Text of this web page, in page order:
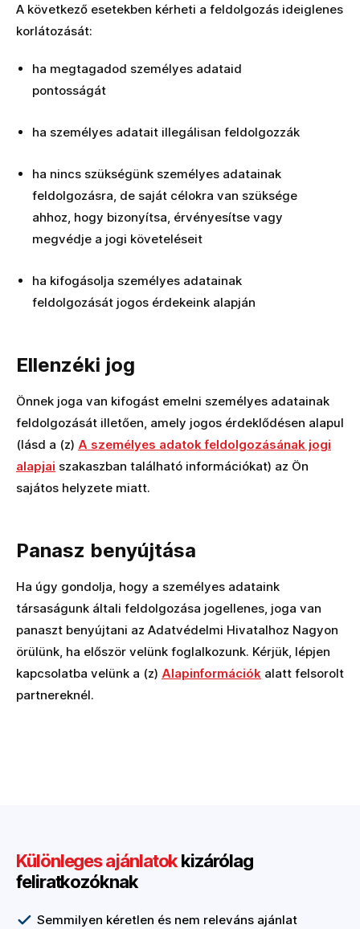
A következő esetekben kérheti a feldolgozás ideiglenes
korlátozását:
ha megtagadod személyes adataid
pontosságát
ha személyes adatait illegálisan feldolgozzák
ha nincs szükségünk személyes adatainak
feldolgozásra, de saját célokra van szüksége
ahhoz, hogy bizonyítsa, érvényesítse vagy
megvédje a jogi követeléseit
ha kifogásolja személyes adatainak
feldolgozását jogos érdekeink alapján
Ellenzéki jog
Önnek joga van kifogást emelni személyes adatainak
feldolgozását illetően, amely jogos érdeklődésen alapul
(lásd a (z) A személyes adatok feldolgozásának jogi
alapjai szakaszban található információkat) az Ön
sajátos helyzete miatt.
Panasz benyújtása
Ha úgy gondolja, hogy a személyes adataink
társaságunk általi feldolgozása jogellenes, joga van
panaszt benyújtani az Adatvédelmi Hivatalhoz Nagyon
örülünk, ha először velünk foglalkozunk. Kérjük, lépjen
kapcsolatba velünk a (z) Alapinformációk alatt felsorolt
partnereknél.
Különleges ajánlatokkizárólag
feliratkozóknak
Semmilyen kéretlen és nem releváns ajánlat